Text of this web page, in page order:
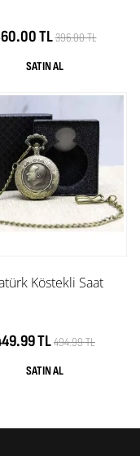
TL396.00 TL
Köstekli Saat
TL494.99 TL